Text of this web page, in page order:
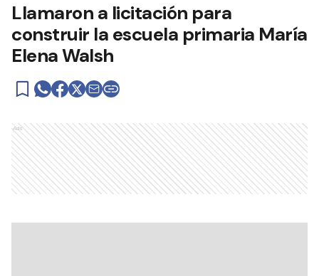
Llamaron a licitación para
construir la escuela primaria María
Elena Walsh
Ads